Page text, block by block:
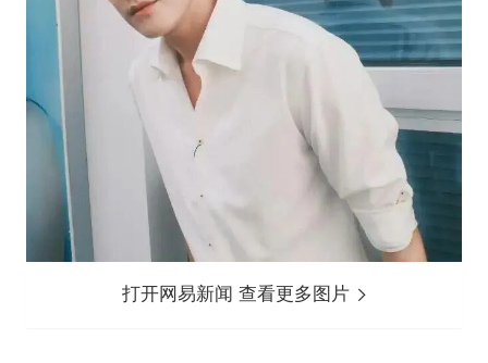
打开网易新闻 查看更多图片